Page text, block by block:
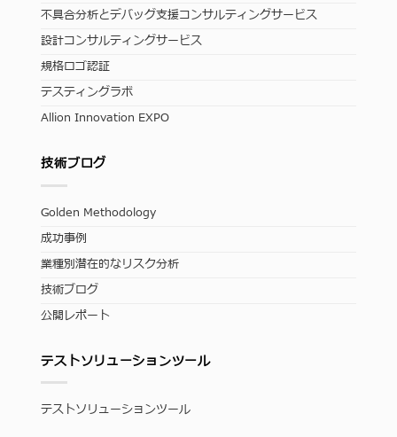
不具合分析とデバッグ支援コンサルティングサービス
設計コンサルティングサービス
規格ロゴ認証
テスティングラボ
Allion Innovation EXPO
技術ブログ
Golden Methodology
成功事例
業種別潜在的なリスク分析
技術ブログ
公開レポート
テストソリューションツール
テストソリューションツール